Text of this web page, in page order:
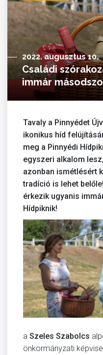
2022. augusztus 10.
Családi
immár
Tavaly a Pinnyédet
ikonikus híd
meg a Pinnyédi
egyszeri alkalom
azonban ismétlésért
tradíció is lehet
érkezik ugyanis
Hídpiknik!
a Szeles Szabolcs
önkormányzati